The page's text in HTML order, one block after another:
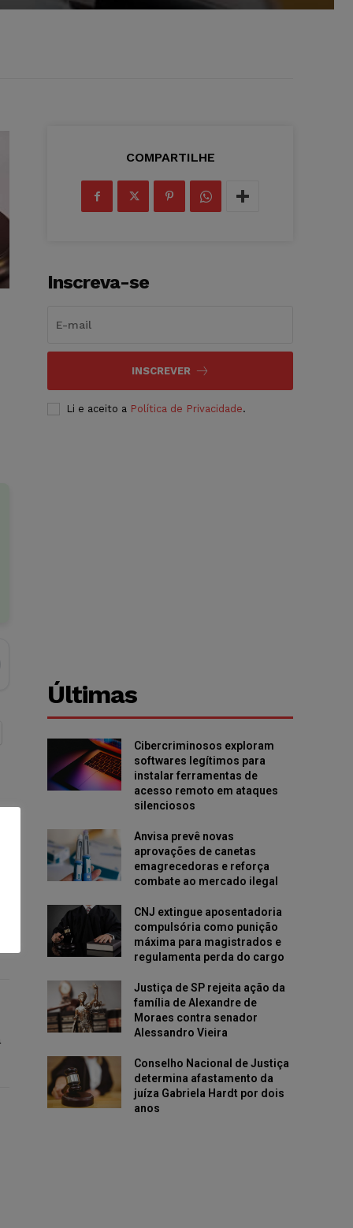
COMPARTILHE
Inscreva-se
INSCREVER
Li e aceito a Política de Privacidade.
Últimas
Cibercriminosos exploram
softwares legítimos para
instalar ferramentas de
acesso remoto em ataques
silenciosos
Anvisa prevê novas
aprovações de canetas
emagrecedoras e reforça
combate ao mercado ilegal
CNJ extingue aposentadoria
compulsória como punição
máxima para magistrados e
regulamenta perda do cargo
Justiça de SP rejeita ação da
família de Alexandre de
Moraes contra senador
Alessandro Vieira
Conselho Nacional de Justiça
determina afastamento da
juíza Gabriela Hardt por dois
anos